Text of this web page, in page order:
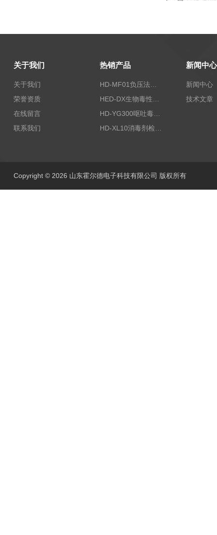
关于我们
关于我们
荣誉资质
在线留言
联系我们
热销产品
HD-MF01负压法密封性测试仪
新闻中心
新闻中心
技术文章
Copyright © 2026 山东霍尔德电子科技有限公司 版权所有